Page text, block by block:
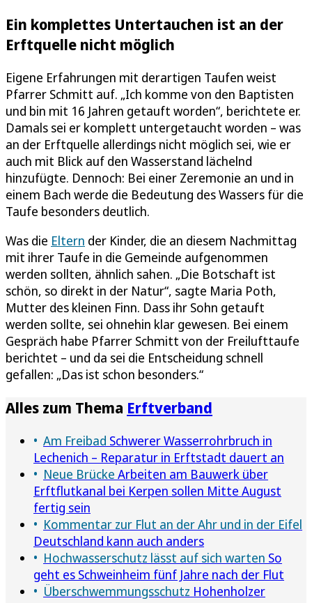
Ein komplettes Untertauchen ist an der
Erftquelle nicht möglich
Eigene Erfahrungen mit derartigen Taufen weist
Pfarrer Schmitt auf. „Ich komme von den Baptisten
und bin mit 16 Jahren getauft worden“, berichtete er.
Damals sei er komplett untergetaucht worden – was
an der Erftquelle allerdings nicht möglich sei, wie er
auch mit Blick auf den Wasserstand lächelnd
hinzufügte. Dennoch: Bei einer Zeremonie an und in
einem Bach werde die Bedeutung des Wassers für die
Taufe besonders deutlich.
Was die Eltern der Kinder, die an diesem Nachmittag
mit ihrer Taufe in die Gemeinde aufgenommen
werden sollten, ähnlich sahen. „Die Botschaft ist
schön, so direkt in der Natur“, sagte Maria Poth,
Mutter des kleinen Finn. Dass ihr Sohn getauft
werden sollte, sei ohnehin klar gewesen. Bei einem
Gespräch habe Pfarrer Schmitt von der Freilufttaufe
berichtet – und da sei die Entscheidung schnell
gefallen: „Das ist schon besonders.“
Alles zum Thema Erftverband
Am Freibad Schwerer Wasserrohrbruch in
Lechenich – Reparatur in Erftstadt dauert an
Neue Brücke Arbeiten am Bauwerk über
Erftflutkanal bei Kerpen sollen Mitte August
fertig sein
Kommentar zur Flut an der Ahr und in der Eifel
Deutschland kann auch anders
Hochwasserschutz lässt auf sich warten So
geht es Schweinheim fünf Jahre nach der Flut
Überschwemmungsschutz Hohenholzer